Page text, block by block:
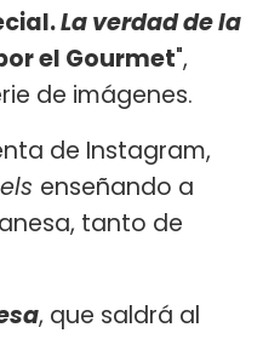
La verdad de la
el Gourmet",
de imágenes.
de Instagram,
enseñando a
tanto de
, que saldrá al